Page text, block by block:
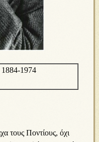
1974
τους Ποντίους, όχι